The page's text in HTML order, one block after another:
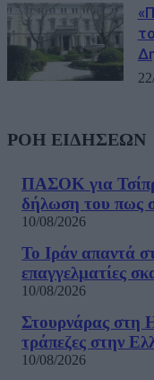
ΡΟΗ ΕΙΔΗΣΕΩΝ
ΠΑΣΟΚ για
δήλωση του πως
10/08/2026
Το Ιράν απαντά
επαγγελματίες
10/08/2026
Στουρνάρας στη
τράπεζες στην
10/08/2026